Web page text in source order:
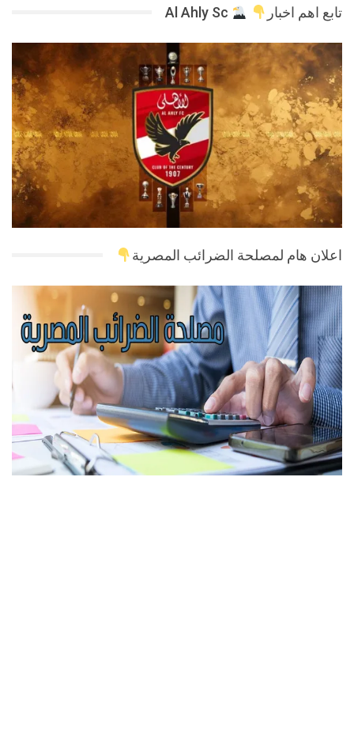
تابع اهم اخبار
اعلان هام لمصلحة الضرائب المصرية